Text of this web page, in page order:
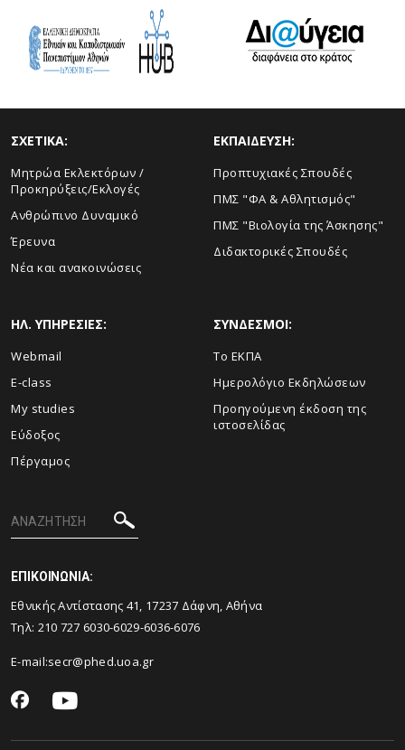
ΣΧΕΤΙΚΑ:
Μητρώα Εκλεκτόρων /
Προκηρύξεις/Εκλογές
Ανθρώπινο Δυναμικό
Έρευνα
Νέα και ανακοινώσεις
ΕΚΠΑΙΔΕΥΣΗ:
Προπτυχιακές Σπουδές
ΠΜΣ "ΦΑ & Αθλητισμός"
ΠΜΣ "Βιολογία της Άσκησης"
Διδακτορικές Σπουδές
ΗΛ. ΥΠΗΡΕΣΙΕΣ:
Webmail
E-class
My studies
Εύδοξος
Πέργαμος
ΣΥΝΔΕΣΜΟΙ:
Το ΕΚΠΑ
Ημερολόγιο Εκδηλώσεων
Προηγούμενη έκδοση της
ιστοσελίδας
ΕΠΙΚΟΙΝΩΝΙΑ:
Εθνικής Αντίστασης 41, 17237 Δάφνη, Αθήνα
Τηλ: 210 727 6030-6029-6036-6076
E-mail:secr@phed.uoa.gr